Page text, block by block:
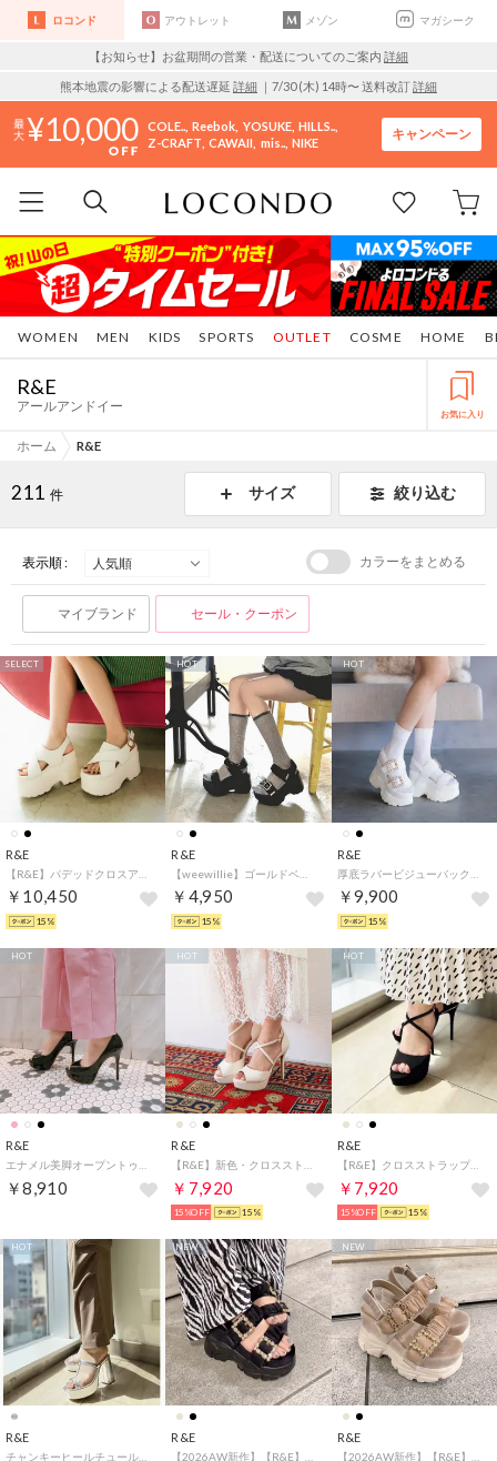
ロコンド アウトレット メゾン マガシーク
【お知らせ】お盆期間の営業・配送についてのご案内 詳細
熊本地震の影響による配送遅延 詳細 ｜7/30 (木) 14時〜 送料改訂詳細
10,000 COLE.. Reebok YOSUKE HILLS..
Z-CRAFT CAWAII mis.. NIKE
キャンペーン
WOMEN MEN KIDS SPORTS COSME HOME
OUTLET
R&E
アールアンドイー お気に入り
ホーム R&E
211 件 サイズ 絞り込む
表示順 : カラーをまとめる
マイブランド セール・クーポン
R&E
￥10,450
SELECT
15%
R&E
￥4,950
HOT
15%
R&E
￥9,900
HOT
15%
R&E
￥8,910
HOT
R&E
￥7,920
HOT
15%OFF 15%
R&E
【R&E】クロスストラップピンヒールサンダル （ブラック）
￥7,920
HOT
15%OFF 15%
R&E
HOT
R&E
NEW
R&E
NEW